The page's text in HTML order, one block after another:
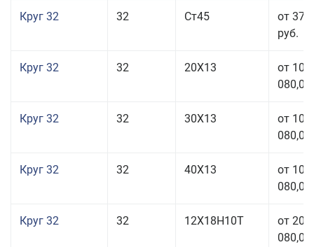
Круг 32 32 Ст45
от 37
руб.
Круг 32 32 20Х13
от 101
080,00
Круг 32 32 30Х13
от 101
080,00
Круг 32 32 40Х13
от 101
080,00
Круг 32 32 12Х18Н10Т
от 208
080,00